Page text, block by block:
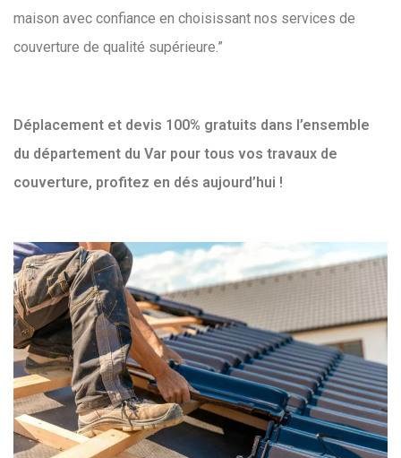
maison avec confiance en choisissant nos services de
couverture de qualité supérieure.”
Déplacement et devis 100% gratuits dans l’ensemble
du département du Var pour tous vos travaux de
couverture, profitez en dés aujourd’hui !